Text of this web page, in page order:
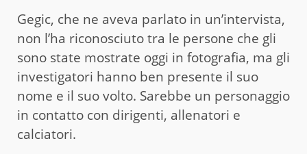
Gegic, che ne aveva parlato in un’intervista,
non l’ha riconosciuto tra le persone che gli
sono state mostrate oggi in fotografia, ma gli
investigatori hanno ben presente il suo
nome e il suo volto. Sarebbe un personaggio
in contatto con dirigenti, allenatori e
calciatori.